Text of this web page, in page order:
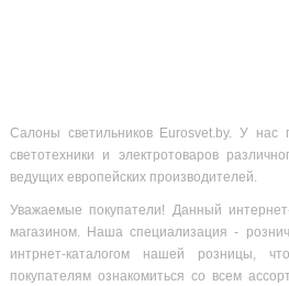
Салоны светильников Eurosvet.by. У нас
светотехники и электротоваров
ведущих европейских производителей.
Уважаемые покупатели! Данный
магазином. Наша специализация -
интрнет-каталогом нашей розницы,
покупателям ознакомиться со всем